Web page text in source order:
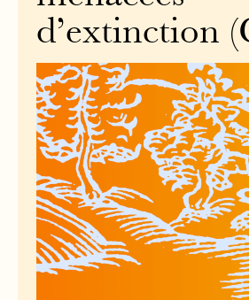
d’extinction